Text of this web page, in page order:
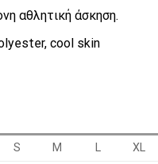
αθλητική άσκηση.
cool skin
S M L XL